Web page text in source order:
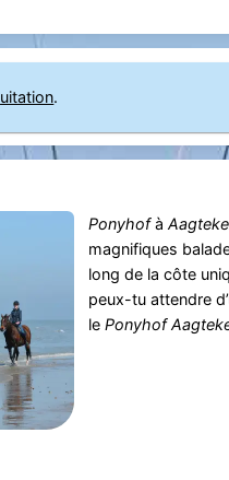
.
Ponyhofà
magnifiques
long de la côte
peux-tu attendre
le Ponyhof